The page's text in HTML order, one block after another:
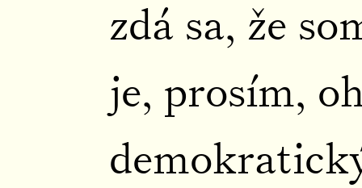
zdá sa, že
je, prosím,